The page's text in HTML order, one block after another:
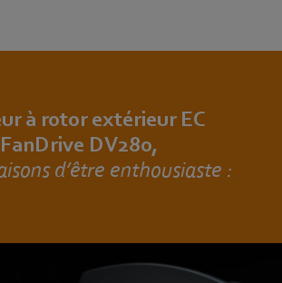
à rotor extérieur EC
FanDrive DV280,
d’être enthousiaste :